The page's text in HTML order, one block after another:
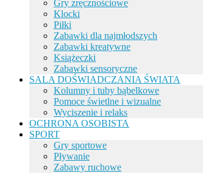
Gry zręcznościowe
Klocki
Piłki
Zabawki dla najmłodszych
Zabawki kreatywne
Książeczki
Zabawki sensoryczne
SALA DOŚWIADCZANIA ŚWIATA
Kolumny i tuby bąbelkowe
Pomoce świetlne i wizualne
Wyciszenie i relaks
OCHRONA OSOBISTA
SPORT
Gry sportowe
Pływanie
Zabawy ruchowe